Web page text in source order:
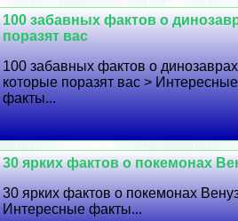
100 забавных фактов о
поразят вас
100 забавных фактов о
которые поразят вас > Интересные
факты...
30 ярких фактов о покемонах
30 ярких фактов о покемонах
Интересные факты...